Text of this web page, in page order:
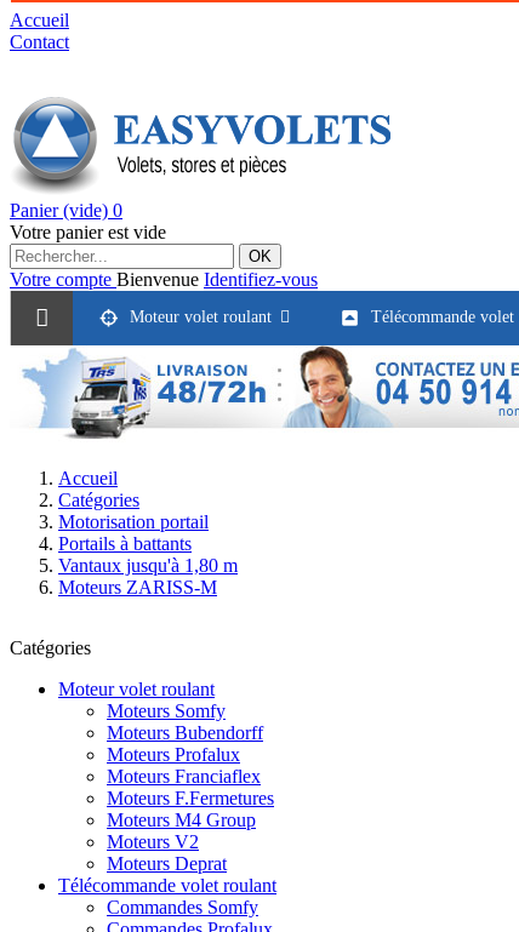
Accueil
Contact
Panier (vide) 0
Votre panier est vide
OK
Votre compte Bienvenue Identifiez-vous
Moteur volet roulant Télécommande
Accueil
Catégories
Motorisation portail
Portails à battants
Vantaux jusqu'à 1,80 m
Moteurs ZARISS-M
Catégories
Moteur volet roulant
Moteurs Somfy
Moteurs Bubendorff
Moteurs Profalux
Moteurs Franciaflex
Moteurs F.Fermetures
Moteurs M4 Group
Moteurs V2
Moteurs Deprat
Télécommande volet roulant
Commandes Somfy